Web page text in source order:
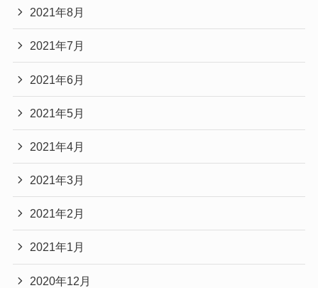
2021年8月
2021年7月
2021年6月
2021年5月
2021年4月
2021年3月
2021年2月
2021年1月
2020年12月